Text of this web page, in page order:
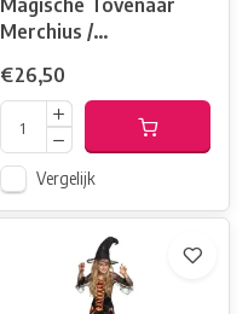
Magische Tovenaar
Merchius /
€26,50
Vergelijk